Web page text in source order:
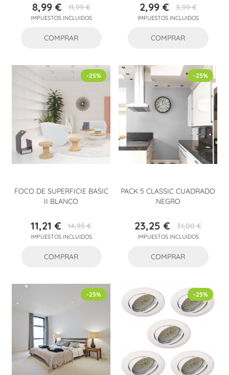
Precio
8,99 €Precio
base
11,99 €
IMPUESTOS INCLUIDOS
COMPRAR
Precio
2,99 €Precio
base
3,99 €
IMPUESTOS INCLUIDOS
COMPRAR
FOCO DE SUPERFICIE BASIC
II BLANCO
Precio
11,21 €Precio
base
14,95 €
IMPUESTOS INCLUIDOS
-25%
COMPRAR
PACK 5 CLASSIC CUADRADO
NEGRO
Precio
23,25 €Precio
base
31,00 €
IMPUESTOS INCLUIDOS
-25%
COMPRAR
-25% -25%